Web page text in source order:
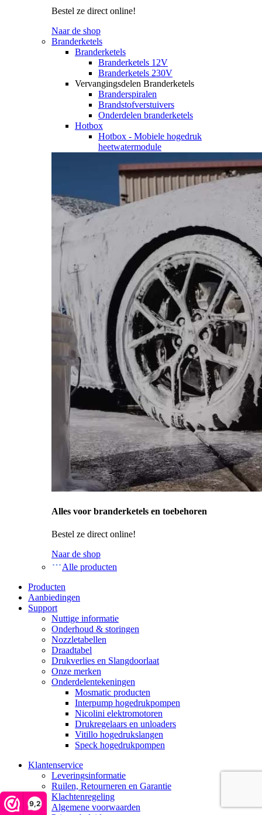
9,2
Bestel ze direct online!
Naar de shop
Branderketels
Branderketels
Branderketels 12V
Branderketels 230V
Vervangingsdelen Branderketels
Branderspiralen
Brandstofverstuivers
Onderdelen branderketels
Hotbox
Hotbox - Mobiele hogedruk
heetwatermodule
Alles voor branderketels en toebehoren
Bestel ze direct online!
Naar de shop
Alle producten
Producten
Aanbiedingen
Support
Nuttige informatie
Onderhoud & storingen
Nozzletabellen
Draadtabel
Drukverlies en Slangdoorlaat
Onze merken
Onderdelentekeningen
Mosmatic producten
Interpump hogedrukpompen
Nicolini elektromotoren
Drukregelaars en unloaders
Vitillo hogedrukslangen
Speck hogedrukpompen
Klantenservice
Leveringsinformatie
Ruilen, Retourneren en Garantie
Klachtenregeling
Algemene voorwaarden